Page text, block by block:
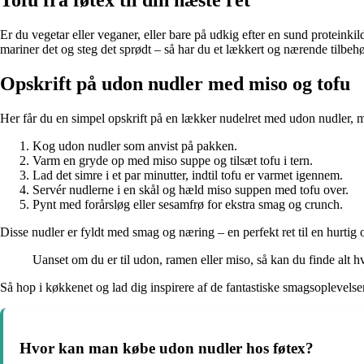
Er du vegetar eller veganer, eller bare på udkig efter en sund
mariner det og steg det sprødt – så har du et lækkert og nærende
Opskrift på udon nudler med miso og tofu
Her får du en simpel opskrift på en lækker nudelret med udon nudler,
Kog udon nudler som anvist på pakken.
Varm en gryde op med miso suppe og tilsæt tofu i tern.
Lad det simre i et par minutter, indtil tofu er varmet igennem.
Servér nudlerne i en skål og hæld miso suppen med tofu over.
Pynt med forårsløg eller sesamfrø for ekstra smag og crunch.
Disse nudler er fyldt med smag og næring – en perfekt ret til en hurtig
Uanset om du er til udon, ramen eller miso, så kan du finde alt
Så hop i køkkenet og lad dig inspirere af de fantastiske
Hvor kan man købe udon nudler hos føtex?